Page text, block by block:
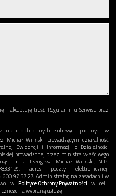
i akceptuję treść Regulaminu Serwisu oraz
moich danych osobowych podanych w
Wiliński prowadzącym działalność
Ewidencji i Informacji o Działalności
prowadzonej przez ministra właściwego
Firma Usługowa Michał Wiliński, NIP:
adres poczty elektronicznej:
97 57 27. Administrator, na zasadach i w
w Polityce Ochrony Prywatności w celu
na wybraną usługę.